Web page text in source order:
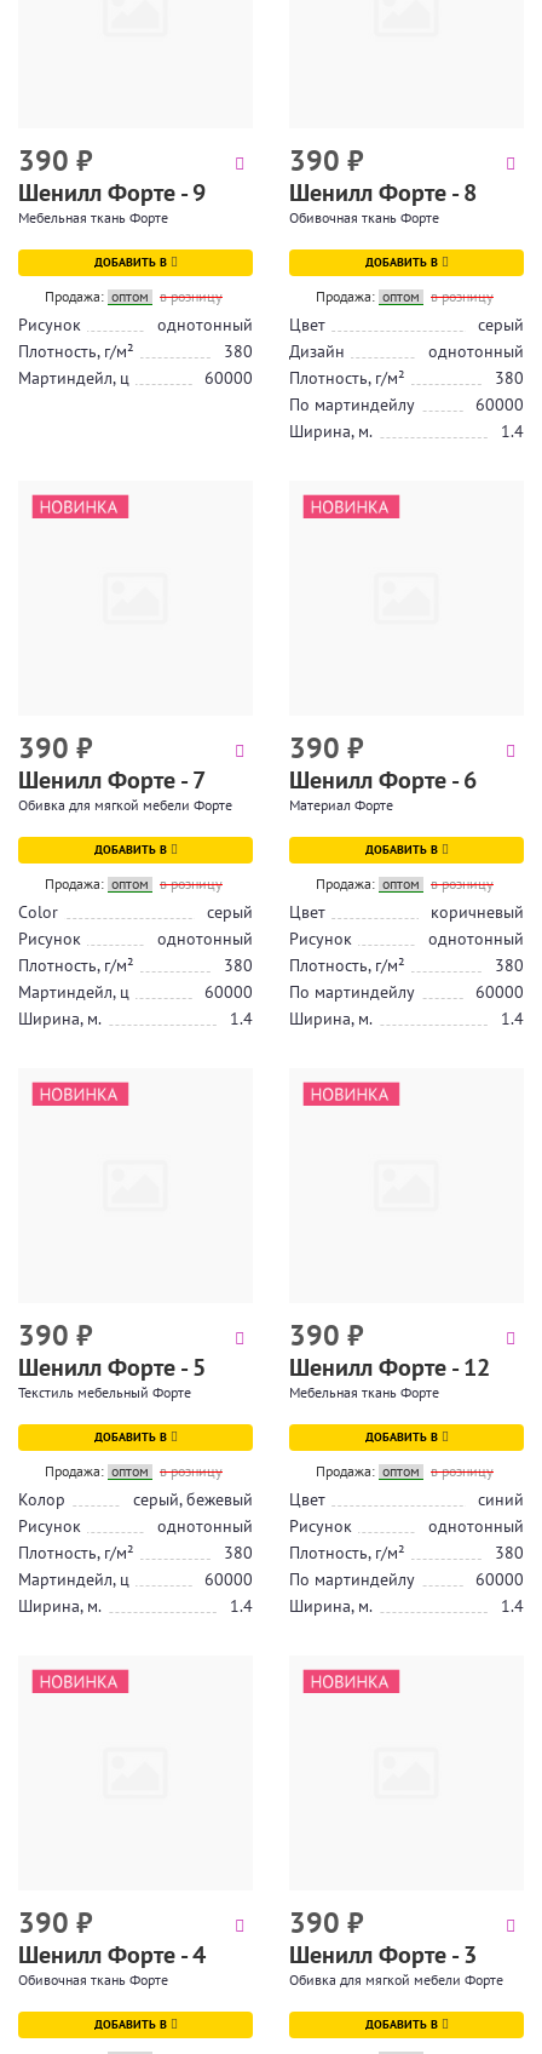
390 ₽
Шенилл Форте - 9
Мебельная ткань Форте
ДОБАВИТЬ В
Продажа: оптом в розницу
Рисунок
однотонный
Плотность, г/м²
380
Мартиндейл, ц
60000
390 ₽
Шенилл Форте - 8
Обивочная ткань Форте
ДОБАВИТЬ В
Продажа: оптом в розницу
Цвет
серый
Дизайн
однотонный
Плотность, г/м²
380
По мартиндейлу
60000
Ширина, м.
1.4
390 ₽
Шенилл Форте - 7
Обивка для мягкой мебели Форте
ДОБАВИТЬ В
Продажа: оптом в розницу
Color
серый
Рисунок
однотонный
Плотность, г/м²
380
Мартиндейл, ц
60000
Ширина, м.
1.4
390 ₽
Шенилл Форте - 6
Материал Форте
ДОБАВИТЬ В
Продажа: оптом в розницу
Цвет
коричневый
Рисунок
однотонный
Плотность, г/м²
380
По мартиндейлу
60000
Ширина, м.
1.4
390 ₽
Шенилл Форте - 5
Текстиль мебельный Форте
ДОБАВИТЬ В
Продажа: оптом в розницу
Колор
серый, бежевый
Рисунок
однотонный
Плотность, г/м²
380
Мартиндейл, ц
60000
Ширина, м.
1.4
390 ₽
Шенилл Форте - 12
Мебельная ткань Форте
ДОБАВИТЬ В
Продажа: оптом в розницу
Цвет
синий
Рисунок
однотонный
Плотность, г/м²
380
По мартиндейлу
60000
Ширина, м.
1.4
390 ₽
Шенилл Форте - 4
Обивочная ткань Форте
ДОБАВИТЬ В
390 ₽
Шенилл Форте - 3
Обивка для мягкой мебели Форте
ДОБАВИТЬ В